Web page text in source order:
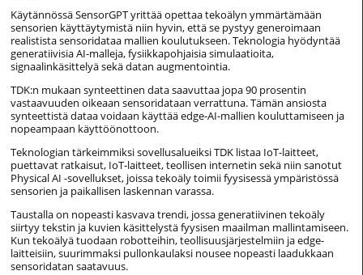
Käytännössä SensorGPT yrittää opettaa tekoälyn ymmärtämään
sensorien käyttäytymistä niin hyvin, että se pystyy generoimaan
realistista sensoridataa mallien koulutukseen. Teknologia hyödyntää
generatiivisia AI-malleja, fysiikkapohjaisia simulaatioita,
signaalinkäsittelyä sekä datan augmentointia.
TDK:n mukaan synteettinen data saavuttaa jopa 90 prosentin
vastaavuuden oikeaan sensoridataan verrattuna. Tämän ansiosta
synteettistä dataa voidaan käyttää edge-AI-mallien kouluttamiseen ja
nopeampaan käyttöönottoon.
Teknologian tärkeimmiksi sovellusalueiksi TDK listaa IoT-laitteet,
puettavat ratkaisut, IoT-laitteet, teollisen internetin sekä niin sanotut
Physical AI -sovellukset, joissa tekoäly toimii fyysisessä ympäristössä
sensorien ja paikallisen laskennan varassa.
Taustalla on nopeasti kasvava trendi, jossa generatiivinen tekoäly
siirtyy tekstin ja kuvien käsittelystä fyysisen maailman mallintamiseen.
Kun tekoälyä tuodaan robotteihin, teollisuusjärjestelmiin ja edge-
laitteisiin, suurimmaksi pullonkaulaksi nousee nopeasti laadukkaan
sensoridatan saatavuus.